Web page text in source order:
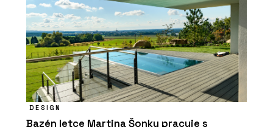
DESIGN
Bazén letce Martina Šonky pracuje s